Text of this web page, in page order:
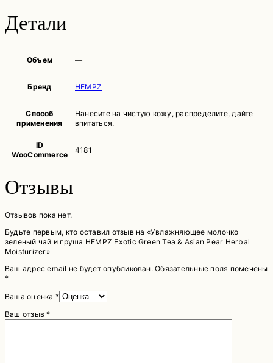
Детали
Объем —
Бренд HEMPZ
Способ
применения
Нанесите на чистую кожу, распределите, дайте
впитаться.
ID
WooCommerce
4181
Отзывы
Отзывов пока нет.
Будьте первым, кто оставил отзыв на «Увлажняющее молочко
зеленый чай и груша HEMPZ Exotic Green Tea & Asian Pear Herbal
Moisturizer»
Ваш адрес email не будет опубликован. Обязательные поля помечены
*
Ваша оценка *
Ваш отзыв*